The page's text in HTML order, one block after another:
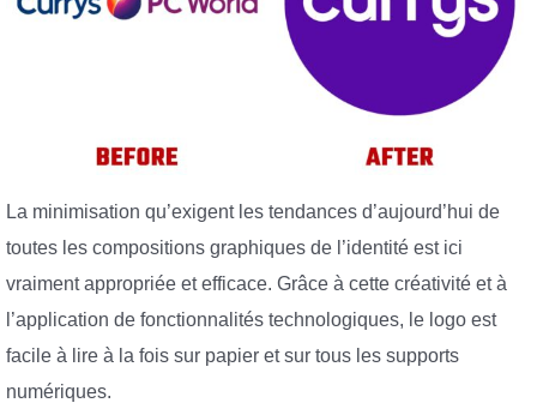
La minimisation qu’exigent les tendances d’aujourd’hui de
toutes les compositions graphiques de l’identité est ici
vraiment appropriée et efficace. Grâce à cette créativité et à
l’application de fonctionnalités technologiques, le logo est
facile à lire à la fois sur papier et sur tous les supports
numériques.